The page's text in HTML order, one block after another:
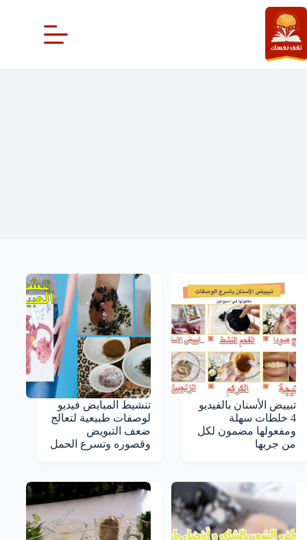
التجاوز
إلى
المحتوى
تبييض الأسنان بالفيديو
4 خلطات سهلة
ومفعولها مضمون لكل
من جربها
تنشيط المبايض فيديو
لوصفات طبيعية لتعالج
ضعف التبويض
وقصوره وتسرع الحمل